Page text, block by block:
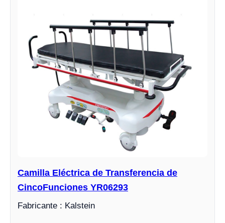
Camilla Eléctrica de Transferencia de
CincoFunciones YR06293
Fabricante : Kalstein